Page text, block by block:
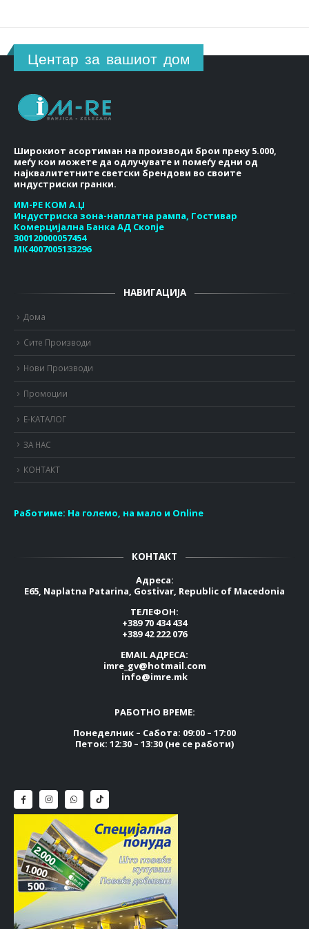
Центар за вашиот дом
Широкиот асортиман на производи брои преку 5.000,
меѓу кои можете да одлучувате и помеѓу едни од
најквалитетните светски брендови во своите
индустриски гранки.
ИМ-РЕ КОМ А.Џ
Индустриска зона-наплатна рампа, Гостивар
Комерцијална Банка АД Скопје
300120000057454
МК4007005133296
НАВИГАЦИЈА
Дома
Сите Производи
Нови Производи
Промоции
Е-КАТАЛОГ
ЗА НАС
КОНТАКТ
Работиме: На големо, на мало и Online
КОНТАКТ
Адреса:
E65, Naplatna Patarina, Gostivar, Republic of Macedonia
ТЕЛЕФОН:
+389 70 434 434
+389 42 222 076
EMAIL АДРЕСА:
imre_gv@hotmail.com
info@imre.mk
РАБОТНО ВРЕМЕ:
Понеделник – Сабота: 09:00 – 17:00
Петок: 12:30 – 13:30 (не се работи)